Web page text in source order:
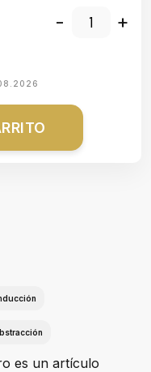
- +
es un artículo